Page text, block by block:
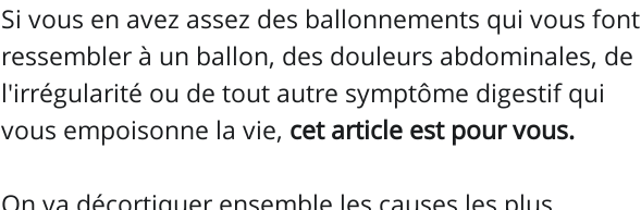
Si vous en avez assez des ballonnements qui vous font
ressembler à un ballon, des douleurs abdominales, de
l'irrégularité ou de tout autre symptôme digestif qui
vous empoisonne la vie, cet article est pour vous.